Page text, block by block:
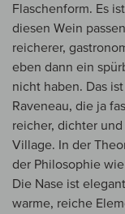
Flaschenform. Es
diesen Wein
reicherer,
eben dann ein
nicht haben. Das
Raveneau, die ja
reicher, dichter
Village. In der
der Philosophie
Die Nase ist
warme, reiche